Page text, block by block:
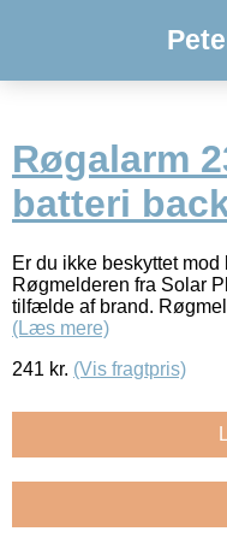
Røgalarm
batteri
Er du ikke beskyttet
Røgmelderen fra Solar
tilfælde af brand.
(Læs mere)
241 kr. (Vis fragtpris)